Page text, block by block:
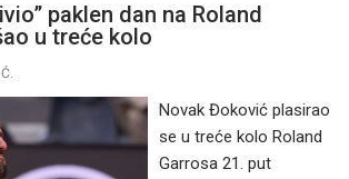
paklen dan na Roland
u treće kolo
Ć.
Novak Đoković plasirao
se u treće kolo Roland
Garrosa 21. put